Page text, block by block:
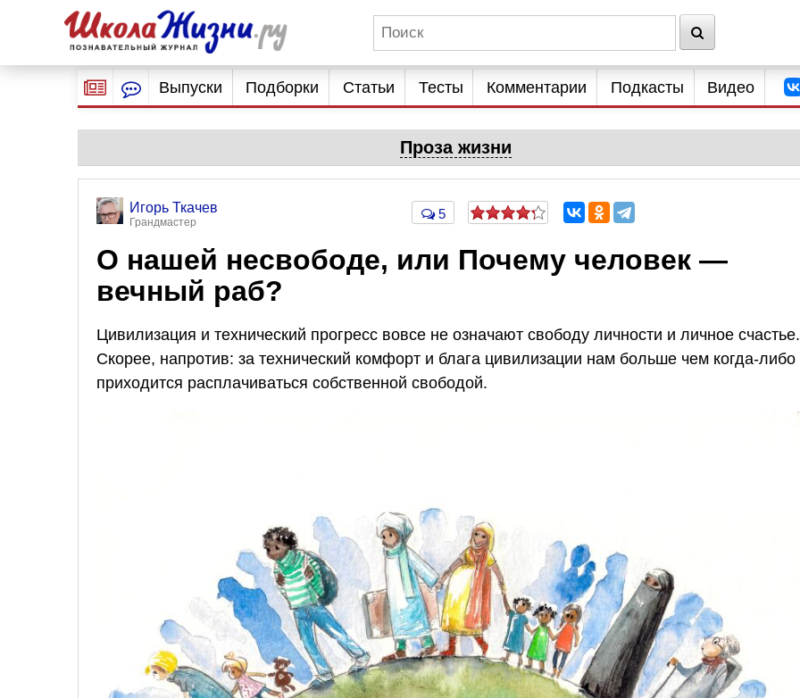
Выпуски Подборки Статьи Тесты Комментарии Подкасты Видео
Проза жизни
Игорь Ткачев
Грандмастер
5
О нашей несвободе, или Почему человек —
вечный раб?
Цивилизация и технический прогресс вовсе не означают свободу личности и личное счастье.
Скорее, напротив: за технический комфорт и блага цивилизации нам больше чем когда-либо
приходится расплачиваться собственной свободой.